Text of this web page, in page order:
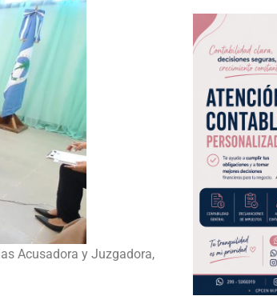
Acusadora y Juzgadora,